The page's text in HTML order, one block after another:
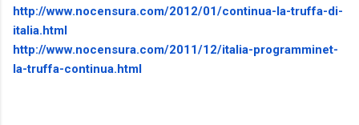
http://www.nocensura.com/2012/01/continua-la-truffa-di-
italia.html
http://www.nocensura.com/2011/12/italia-programminet-
la-truffa-continua.html